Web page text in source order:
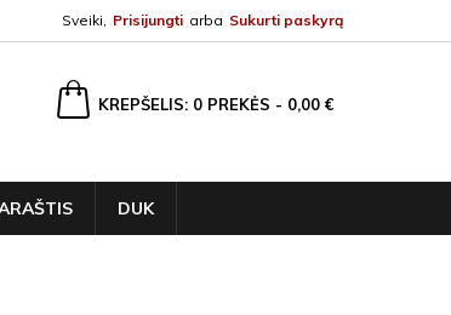
Sveiki, Prisijungti arba Sukurti paskyrą
KREPŠELIS 0 PREKĖS - 0,00 €
DUK